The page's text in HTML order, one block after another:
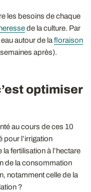
les besoins de chaque
de la culture. Par
autour de la floraison
après).
optimiser
au cours de ces 10
pour l’irrigation
fertilisation à l’hectare
de la consommation
notamment celle de la
?